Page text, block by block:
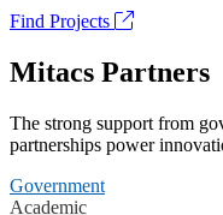
Find Projects
Mitacs Partners
The strong support from
partnerships power
Government
Academic